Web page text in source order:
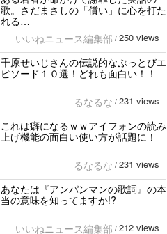
歌。さだまさしの「償い」に心を打た
れる…
いいねニュース編集部 / 250 views
千原せいじさんの伝説的なぶっとびエ
ピソード１０選！どれも面白い！！
るなるな / 231 views
これは癖になるｗｗアイフォンの読み
上げ機能の面白い使い方が話題に！
るなるな / 231 views
あなたは『アンパンマンの歌詞』の本
当の意味を知ってますか!?
いいねニュース編集部 / 212 views